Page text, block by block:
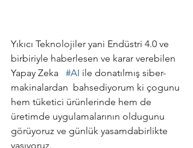
Yıkıcı Teknolojiler yani Endüstri 4.0 ve
birbiriyle haberlesen ve karar verebilen
Yapay Zeka #AI ile donatılmış siber-
makinalardan  bahsediyorum ki çogunu
hem tüketici ürünlerinde hem de
üretimde uygulamalarının oldugunu
görüyoruz ve günlük yasamdabirlikte
yasıyoruz.